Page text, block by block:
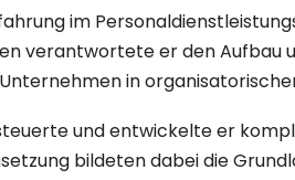
im
verantwortete er den
in
und entwickelte er
bildeten dabei die